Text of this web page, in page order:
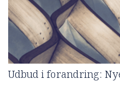
Udbud i forandring: